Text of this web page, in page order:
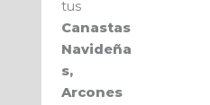
tus
Canastas
Navideña
s,
Arcones